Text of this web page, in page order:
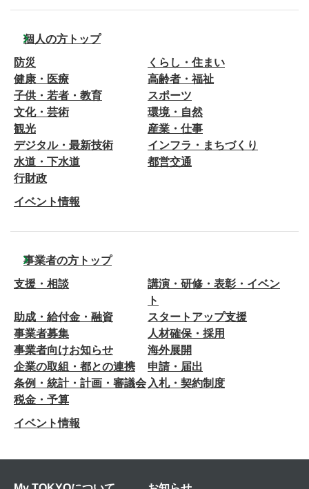
個人の方トップ
防災
くらし・住まい
健康・医療
高齢者・福祉
子供・若者・教育
スポーツ
文化・芸術
環境・自然
観光
産業・仕事
デジタル・最新技術
インフラ・まちづくり
水道・下水道
都営交通
行財政
イベント情報
事業者の方トップ
支援・相談
講演・研修・表彰・イベン
ト
助成・給付金・融資
スタートアップ支援
事業者募集
人材確保・採用
事業者向けお知らせ
海外展開
企業の取組・都との連携
申請・届出
条例・統計・計画・審議会 入札・契約制度
税金・予算
イベント情報